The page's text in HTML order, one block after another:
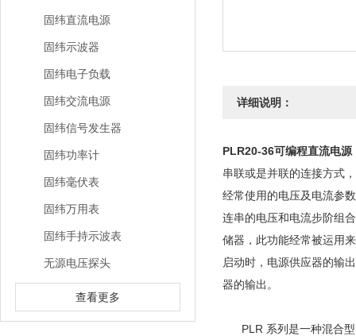
固纬直流电源
固纬示波器
固纬电子负载
固纬交流电源
固纬信号发生器
固纬功率计
固纬毫伏表
固纬万用表
固纬手持示波表
无源电压探头
查看更多
详细说明：
PLR20-36可编程直流电源
串联或是并联的连接方式
经常使用的电压及电流参
连串的电压和电流步阶组
储器，此功能经常被运用
启动时，电源供应器的输
器的输出。
PLR 系列是一种混合型